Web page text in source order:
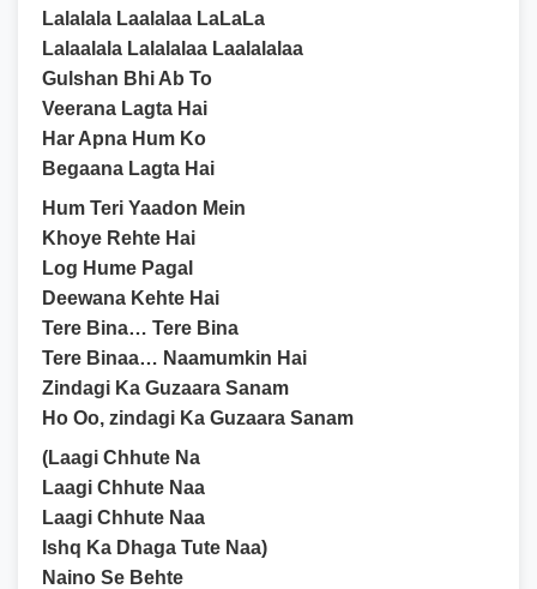
Lalalala Laalalaa LaLaLa
Lalaalala Lalalalaa Laalalalaa
Gulshan Bhi Ab To
Veerana Lagta Hai
Har Apna Hum Ko
Begaana Lagta Hai
Hum Teri Yaadon Mein
Khoye Rehte Hai
Log Hume Pagal
Deewana Kehte Hai
Tere Bina… Tere Bina
Tere Binaa… Naamumkin Hai
Zindagi Ka Guzaara Sanam
Ho Oo, zindagi Ka Guzaara Sanam
(Laagi Chhute Na
Laagi Chhute Naa
Laagi Chhute Naa
Ishq Ka Dhaga Tute Naa)
Naino Se Behte